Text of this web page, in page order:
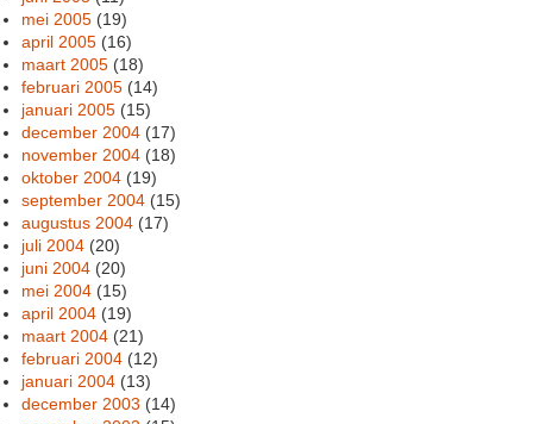
mei 2005 (19)
april 2005 (16)
maart 2005 (18)
februari 2005 (14)
januari 2005 (15)
december 2004 (17)
november 2004 (18)
oktober 2004 (19)
september 2004 (15)
augustus 2004 (17)
juli 2004 (20)
juni 2004 (20)
mei 2004 (15)
april 2004 (19)
maart 2004 (21)
februari 2004 (12)
januari 2004 (13)
december 2003 (14)